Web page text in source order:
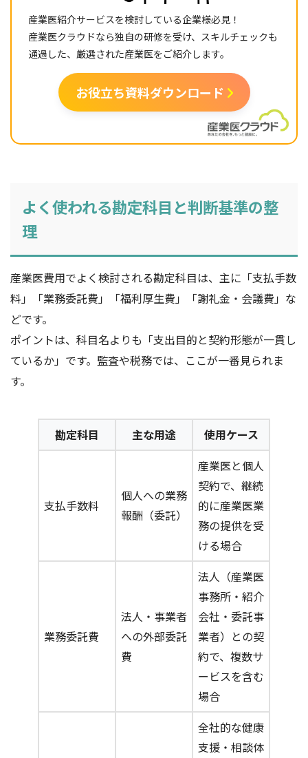
産業医紹介サービスを検討している企業様必見！
産業医クラウドなら独自の研修を受け、スキルチェックも
通過した、厳選された産業医をご紹介します。
お役立ち資料ダウンロード
よく使われる勘定科目と判断基準の整
理
産業医費用でよく検討される勘定科目は、主に「支払手数
料」「業務委託費」「福利厚生費」「謝礼金・会議費」な
どです。
ポイントは、科目名よりも「支出目的と契約形態が一貫し
ているか」です。監査や税務では、ここが一番見られま
す。
勘定科目 主な用途 使用ケース
支払手数料
個人への業務
報酬（委託）
産業医と個人
契約で、継続
的に産業医業
務の提供を受
ける場合
業務委託費
法人・事業者
への外部委託
費
法人（産業医
事務所・紹介
会社・委託事
業者）との契
約で、複数サ
ービスを含む
場合
全社的な健康
支援・相談体